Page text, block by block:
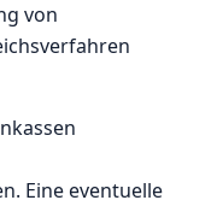
von
Eine eventuelle